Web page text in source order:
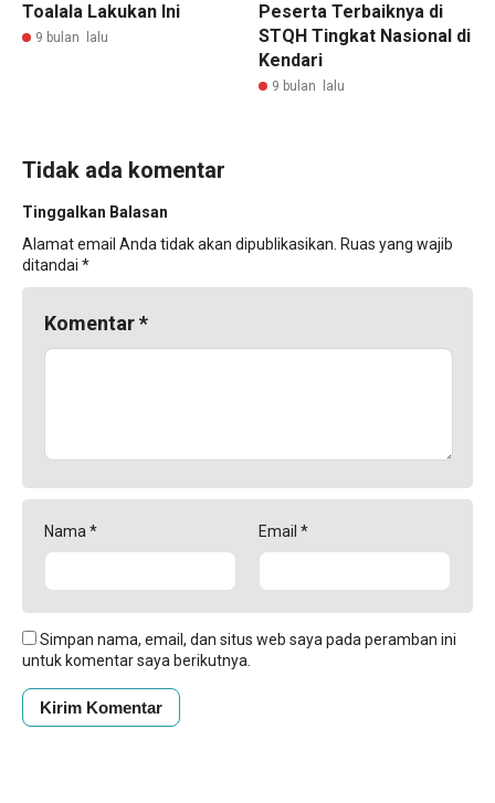
Toalala Lakukan Ini
9 bulan lalu
Peserta Terbaiknya di
STQH Tingkat Nasional di
Kendari
9 bulan lalu
Tidak ada komentar
Tinggalkan Balasan
Alamat email Anda tidak akan dipublikasikan. Ruas yang wajib
ditandai *
Komentar*
Nama* Email *
Simpan nama, email, dan situs web saya pada peramban ini
untuk komentar saya berikutnya.